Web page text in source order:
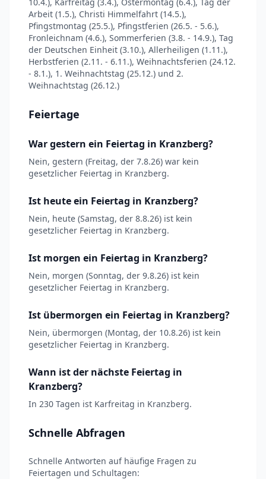
Arbeit (1.5.), Christi Himmelfahrt (14.5.),
Pfingstmontag (25.5.), Pfingstferien (26.5. - 5.6.),
Fronleichnam (4.6.), Sommerferien (3.8. - 14.9.), Tag
der Deutschen Einheit (3.10.), Allerheiligen (1.11.),
Herbstferien (2.11. - 6.11.), Weihnachtsferien (24.12.
- 8.1.), 1. Weihnachtstag (25.12.) und 2.
Weihnachtstag (26.12.)
Feiertage
War gestern ein Feiertag in Kranzberg?
Nein, gestern (Freitag, der 7.8.26) war kein
gesetzlicher Feiertag in Kranzberg.
Ist heute ein Feiertag in Kranzberg?
Nein, heute (Samstag, der 8.8.26) ist kein
gesetzlicher Feiertag in Kranzberg.
Ist morgen ein Feiertag in Kranzberg?
Nein, morgen (Sonntag, der 9.8.26) ist kein
gesetzlicher Feiertag in Kranzberg.
Ist übermorgen ein Feiertag in Kranzberg?
Nein, übermorgen (Montag, der 10.8.26) ist kein
gesetzlicher Feiertag in Kranzberg.
Wann ist der nächste Feiertag in
Kranzberg?
In 230 Tagen ist Karfreitag in Kranzberg.
Schnelle Abfragen
Schnelle Antworten auf häufige Fragen zu
Feiertagen und Schultagen: